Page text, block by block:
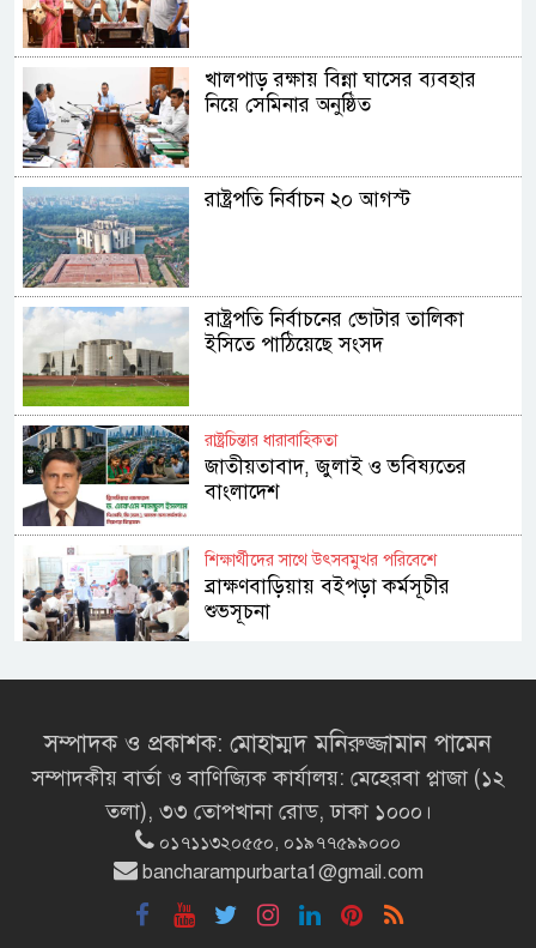
খালপাড় রক্ষায় বিন্না ঘাসের ব্যবহার
নিয়ে সেমিনার অনুষ্ঠিত
রাষ্ট্রপতি নির্বাচন ২০ আগস্ট
রাষ্ট্রপতি নির্বাচনের ভোটার তালিকা
ইসিতে পাঠিয়েছে সংসদ
রাষ্ট্রচিন্তার ধারাবাহিকতা
জাতীয়তাবাদ, জুলাই ও ভবিষ্যতের
বাংলাদেশ
শিক্ষার্থীদের সাথে উৎসবমুখর পরিবেশে
ব্রাক্ষণবাড়িয়ায় বইপড়া কর্মসূচীর
শুভসূচনা
মালয়েশিয়ায় মারামারি করে তিন
৪ বিয়ের পর অন্য নারীর ঘরে জামায়াত
সমর্থক!
প্রধানমন্ত্রীর সঙ্গে সাক্ষাৎ সৌদি আরবের
সম্পাদক ও প্রকাশক: মোহাম্মদ মনিরুজ্জামান পামেন
সম্পাদকীয় বার্তা ও বাণিজ্যিক কার্যালয়: মেহেরবা প্লাজা (১২
তলা), ৩৩ তোপখানা রোড, ঢাকা ১০০০।
০১৭১১৩২০৫৫০, ০১৯৭৭৫৯৯০০০
bancharampurbarta1@gmail.com